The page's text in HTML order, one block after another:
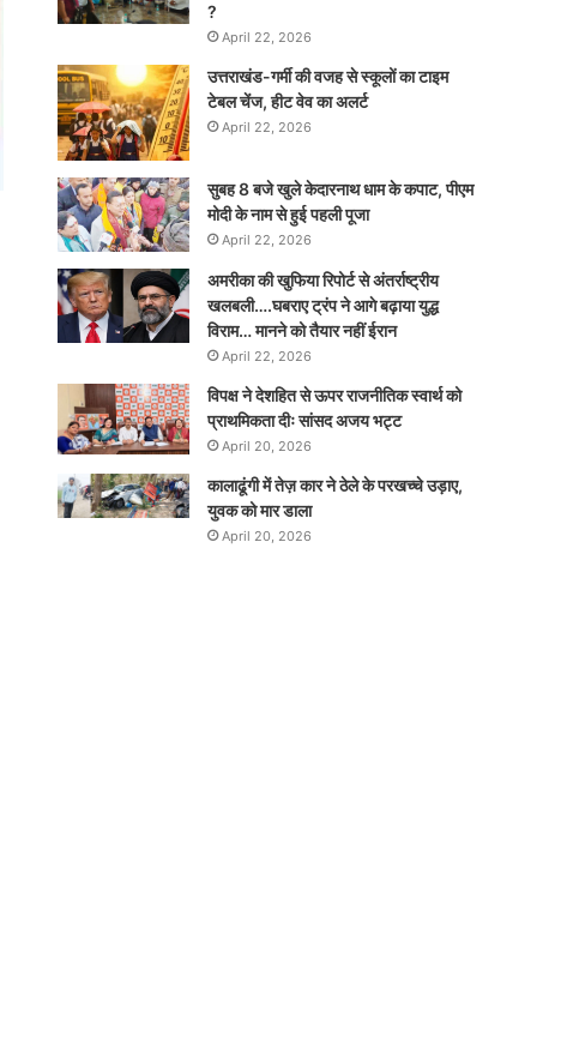
?
April 22, 2026
उत्तराखंड-गर्मी की वजह से स्कूलों का टाइम
टेबल चेंज, हीट वेव का अलर्ट
April 22, 2026
सुबह 8 बजे खुले केदारनाथ धाम के कपाट, पीएम
मोदी के नाम से हुई पहली पूजा
April 22, 2026
अमरीका की खुफिया रिपोर्ट से अंतर्राष्ट्रीय
खलबली….घबराए ट्रंप ने आगे बढ़ाया युद्ध
विराम… मानने को तैयार नहीं ईरान
April 22, 2026
विपक्ष ने देशहित से ऊपर राजनीतिक स्वार्थ को
प्राथमिकता दीः सांसद अजय भट्ट
April 20, 2026
कालाढूंगी में तेज़ कार ने ठेले के परखच्चे उड़ाए,
युवक को मार डाला
April 20, 2026